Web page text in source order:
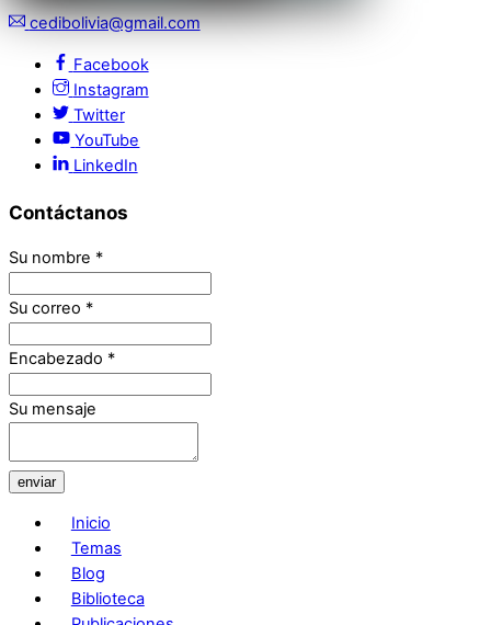
cedibolivia@gmail.com
Facebook
Instagram
Twitter
YouTube
LinkedIn
Contáctanos
Su nombre *
Su correo *
Encabezado *
Su mensaje
enviar
Inicio
Temas
Blog
Biblioteca